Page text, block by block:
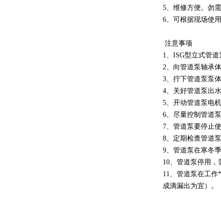
5、维修方便。勿
6、可根据现场使
注意事项
1、ISG型立式管
2、向管道泵轴承
3、拧下管道泵泵
4、关好管道泵出
5、开动管道泵电
6、尽量控制管道
7、管道泵要停止
8、定期检查管道
9、管道泵在寒冬
10、管道泵停用
11、管道泵在工
成滴漏出为宜）。